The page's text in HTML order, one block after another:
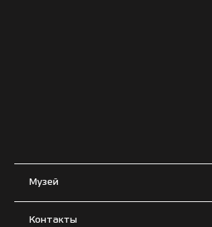
Музей
Контакты